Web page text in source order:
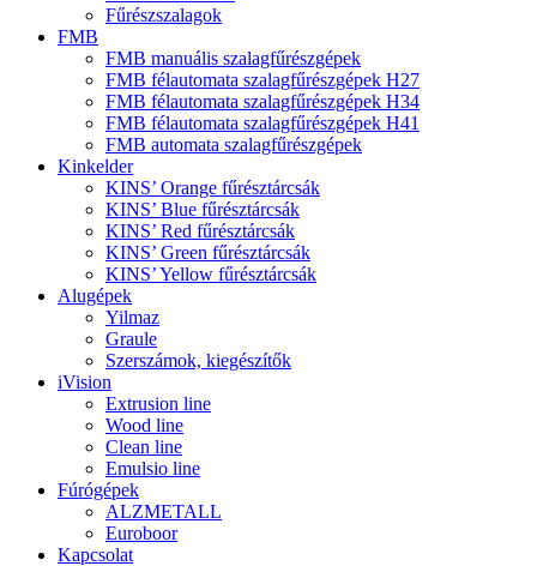
Fűrészszalagok
FMB
FMB manuális szalagfűrészgépek
FMB félautomata szalagfűrészgépek H27
FMB félautomata szalagfűrészgépek H34
FMB félautomata szalagfűrészgépek H41
FMB automata szalagfűrészgépek
Kinkelder
KINS’ Orange fűrésztárcsák
KINS’ Blue fűrésztárcsák
KINS’ Red fűrésztárcsák
KINS’ Green fűrésztárcsák
KINS’ Yellow fűrésztárcsák
Alugépek
Yilmaz
Graule
Szerszámok, kiegészítők
iVision
Extrusion line
Wood line
Clean line
Emulsio line
Fúrógépek
ALZMETALL
Euroboor
Kapcsolat